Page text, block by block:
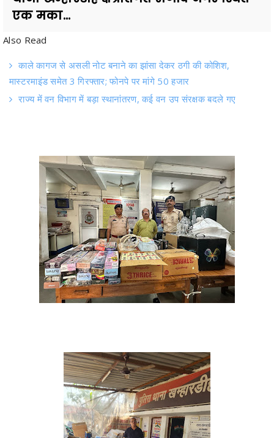
एक मका...
Also Read
काले कागज से असली नोट बनाने का झांसा देकर ठगी की कोशिश,
मास्टरमाइंड समेत 3 गिरफ्तार; फोनपे पर मांगे 50 हजार
राज्य में वन विभाग में बड़ा स्थानांतरण, कई वन उप संरक्षक बदले गए